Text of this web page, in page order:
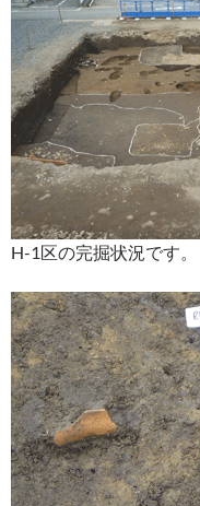
H-1区の完掘状況です。